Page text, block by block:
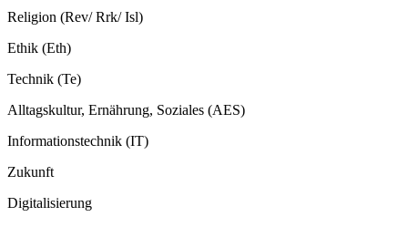
Religion (Rev/ Rrk/ Isl)
Ethik (Eth)
Technik (Te)
Alltagskultur, Ernährung, Soziales (AES)
Informationstechnik (IT)
Zukunft
Digitalisierung